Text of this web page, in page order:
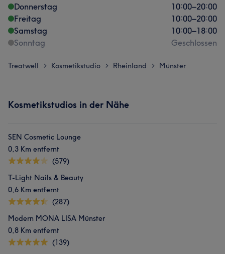
Donnerstag
10:00–20:00
Freitag
10:00–20:00
Samstag
10:00–18:00
Sonntag
Geschlossen
Treatwell > Kosmetikstudio > Rheinland > Münster
Kosmetikstudios in der Nähe
SEN Cosmetic Lounge
0,3 Km entfernt
(579)
T-Light Nails & Beauty
0,6 Km entfernt
(287)
Modern MONA LISA Münster
0,8 Km entfernt
(139)